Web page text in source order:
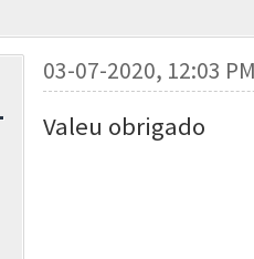
03-07-2020, 12:03
Valeu obrigado